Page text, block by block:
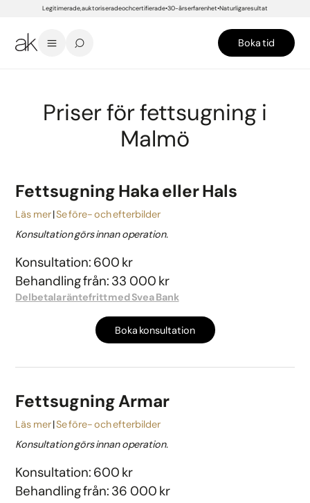
Legitimerade, auktoriserade och certifierade 30-års erfarenhet Naturliga resultat
Boka tid
Priser för fettsugning i
Malmö
Fettsugning Haka eller Hals
Läs mer Se före- och efterbilder
Konsultation görs innan operation.
Konsultation: 600 kr
Behandling från: 33 000 kr
Delbetala räntefritt med Svea Bank
Boka konsultation
Fettsugning Armar
Läs mer Se före- och efterbilder
Konsultation görs innan operation.
Konsultation: 600 kr
Behandling från: 36 000 kr